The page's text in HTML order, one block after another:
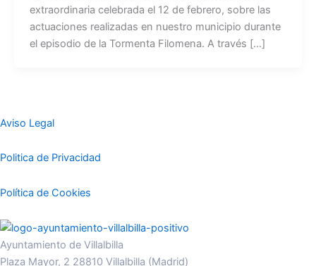
extraordinaria celebrada el 12 de febrero, sobre las
actuaciones realizadas en nuestro municipio durante
el episodio de la Tormenta Filomena. A través […]
Aviso Legal
Politica de Privacidad
Política de Cookies
Ayuntamiento de Villalbilla
Plaza Mayor, 2 28810 Villalbilla (Madrid)